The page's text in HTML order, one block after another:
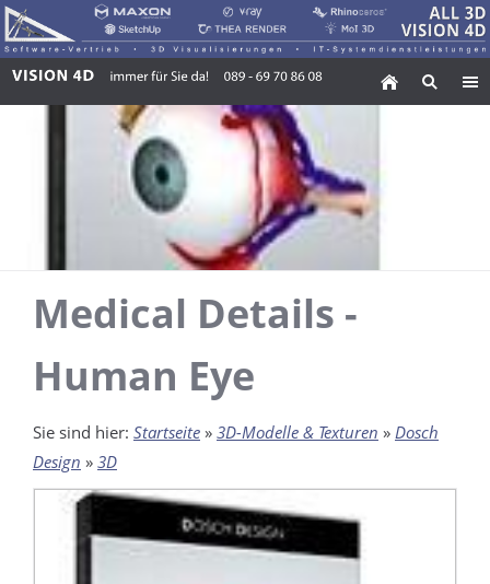
Medical Details -
Human Eye
Sie sind hier: Startseite » 3D-Modelle & Texturen » Dosch
Design » 3D